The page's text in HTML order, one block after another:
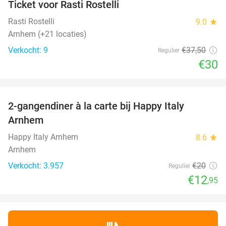
TODAY
Ticket voor Rasti Rostelli
Rasti Rostelli 9.0 star
Arnhem (+21 locaties)
Verkocht: 9
Regulier €37,50
€30
2-gangendiner à la carte bij Happy Italy
Arnhem
Happy Italy Arnhem 8.6 star
Arnhem
Verkocht: 3.957
Regulier €20
€12,95